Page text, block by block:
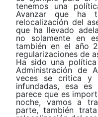
tenemos una
Avanzar que ha
relocalización del
que ha llevado
no solamente en
también en el año
regularizaciones de
Ha sido una
Administración de
veces se critica y
infundadas, esa
parece que es
noche, vamos a
parte, también